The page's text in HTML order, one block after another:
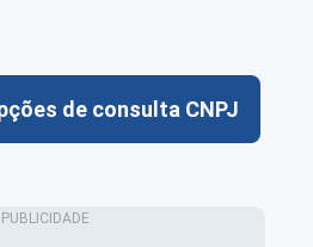
de consulta CNPJ